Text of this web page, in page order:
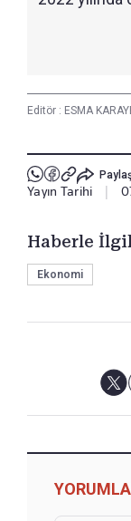
Editör : ESMA
Yayın Tarihi
Haberle
Ekonomi